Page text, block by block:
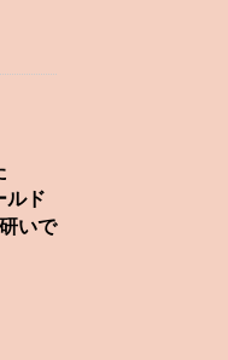
ルド
いで